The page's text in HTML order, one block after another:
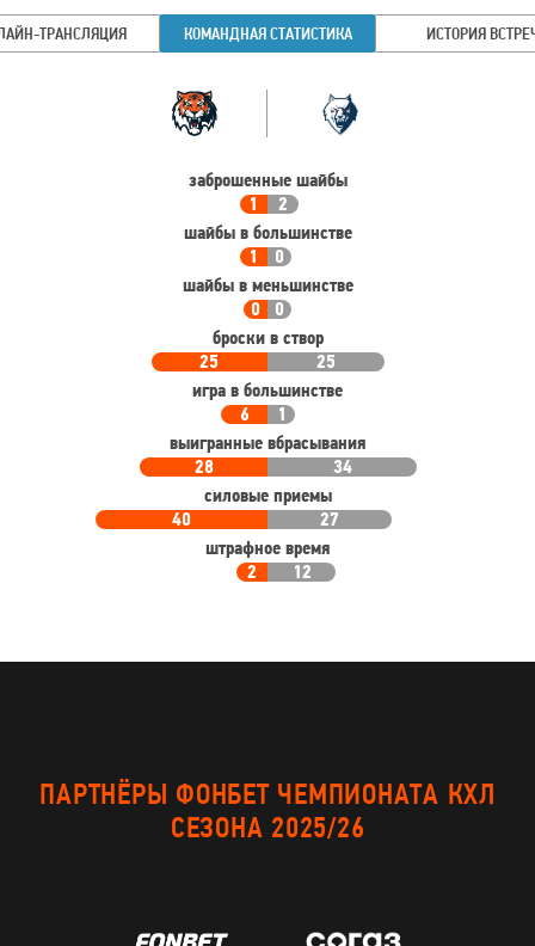
ТРАНСЛЯЦИЯ КОМАНДНАЯ СТАТИСТИКА ИСТОРИЯ
Команда
заброшенные шайбы
1
2
шайбы в большинстве
1
0
шайбы в меньшинстве
0
0
броски в створ
25
25
игра в большинстве
6
1
выигранные вбрасывания
28
34
силовые приемы
40
27
штрафное время
2
12
ПАРТНЁРЫ ФОНБЕТ ЧЕМПИОНАТА КХЛ
СЕЗОНА 2025/26